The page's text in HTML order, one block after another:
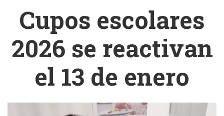
Cupos escolares
2026 se reactivan
el 13 de enero